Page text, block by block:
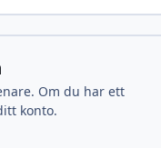
Om du har ett
konto.